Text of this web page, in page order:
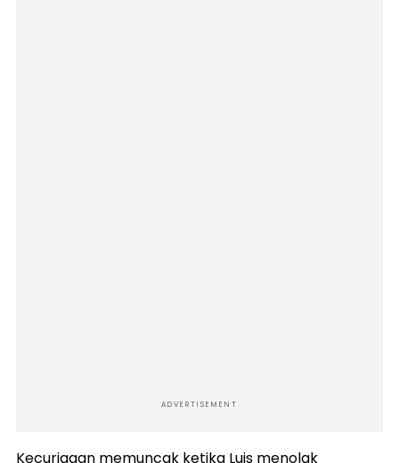
ADVERTISEMENT
Kecurigaan memuncak ketika Luis menolak